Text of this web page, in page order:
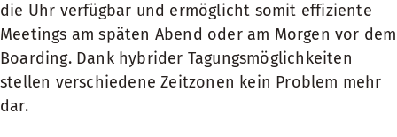
die Uhr verfügbar und ermöglicht somit effiziente
Meetings am späten Abend oder am Morgen vor dem
Boarding. Dank hybrider Tagungsmöglichkeiten
stellen verschiedene Zeitzonen kein Problem mehr
dar.